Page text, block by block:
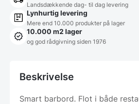
Landsdækkende dag- til dag levering
Lynhurtig levering
Mere end 10.000 produkter på lager
10.000 m2 lager
og god rådgivning siden 1976
Beskrivelse
Smart barbord. Flot i både